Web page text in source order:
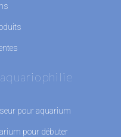
pour aquarium
pour débuter